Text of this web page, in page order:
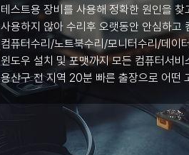
테스트용 장비를 사용해 정확한 원인을
사용하지 않아 수리후 오랫동안 안심하고
컴퓨터수리/노트북수리/모니터수리/데이
윈도우 설치 및 포맷까지 모든 컴퓨터서비
용산구 전 지역 20분 빠른 출장으로 어떤